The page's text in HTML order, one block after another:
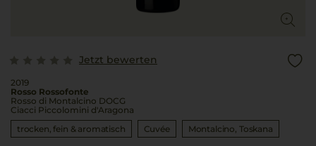
Jetzt bewerten
2019
Rosso Rossofonte
Rosso di Montalcino DOCG
Ciacci Piccolomini d'Aragona
trocken, fein & aromatisch
Cuvée Montalcino Toskana